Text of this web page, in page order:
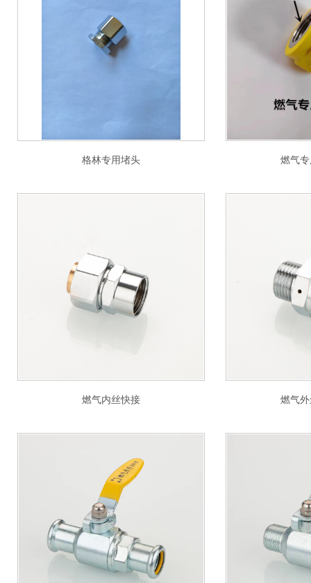
格林专用堵头 燃气
燃气内丝快接 燃气